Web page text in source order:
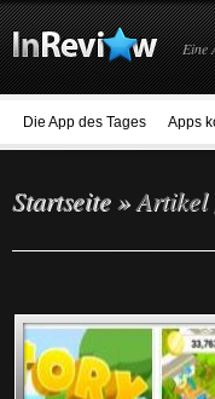
Eine
Die App des Tages Apps
Startseite»Artikel